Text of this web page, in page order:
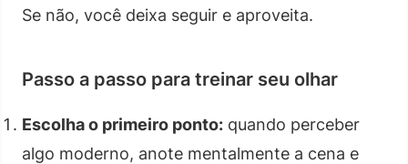
Se não, você deixa seguir e aproveita.
Passo a passo para treinar seu olhar
Escolha o primeiro ponto: quando perceber
algo moderno, anote mentalmente a cena e